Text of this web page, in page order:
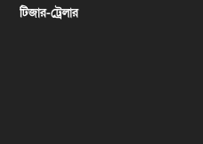
টিজার-ট্রেলার